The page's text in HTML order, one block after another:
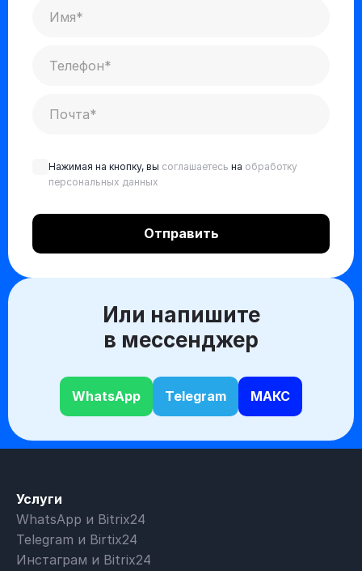
Нажимая на кнопку, вы соглашаетесь на обработку
персональных данных
Или напишите
в мессенджер
WhatsApp Telegram МАКС
Услуги
WhatsApp и Bitrix24
Telegram и Birtix24
Инстаграм и Bitrix24